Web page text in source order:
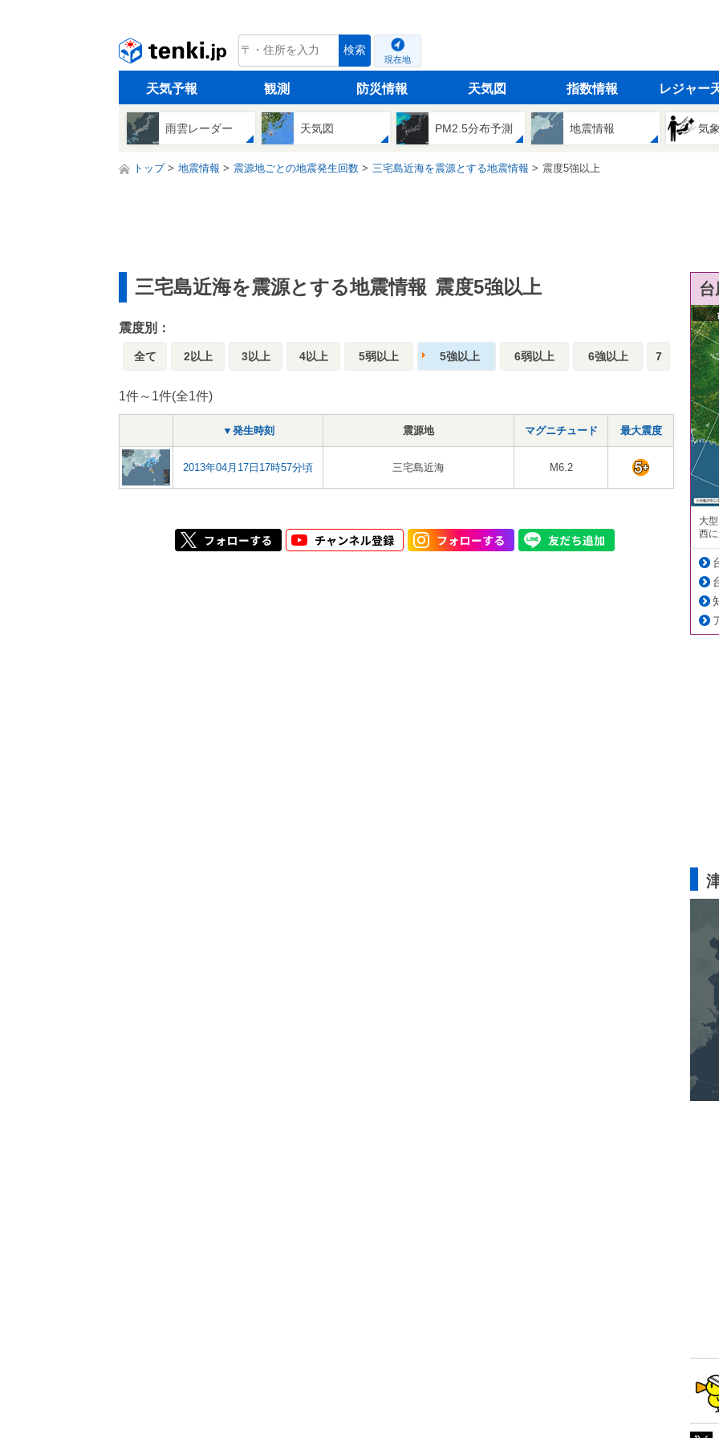
tenki.jp 検索
現在地
天気予報 観測 防災情報 天気図 指数情報 レジャー
雨雲レーダー 天気図 PM2.5分布予測 地震情報 気
トップ 地震情報 震源地ごとの地震発生回数 三宅島近海を震源とする地震情報 震度5強以上
三宅島近海を震源とする地震情報 震度5強以上
震度別：
全て 2以上 3以上 4以上 5弱以上 5強以上 6弱以上 6強以上 7
1件～1件(全1件)
▼発生時刻 震源地 マグニチュード 最大震度
2013年04月17日17時57分頃 三宅島近海 M6.2
大
西